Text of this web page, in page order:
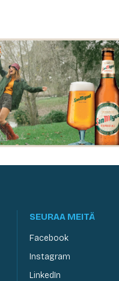
SEURAA MEITÄ
Facebook
Instagram
LinkedIn